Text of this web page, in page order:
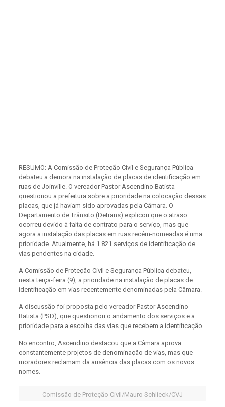
RESUMO: A Comissão de Proteção Civil e Segurança Pública
debateu a demora na instalação de placas de identificação em
ruas de Joinville. O vereador Pastor Ascendino Batista
questionou a prefeitura sobre a prioridade na colocação dessas
placas, que já haviam sido aprovadas pela Câmara. O
Departamento de Trânsito (Detrans) explicou que o atraso
ocorreu devido à falta de contrato para o serviço, mas que
agora a instalação das placas em ruas recém-nomeadas é uma
prioridade. Atualmente, há 1.821 serviços de identificação de
vias pendentes na cidade.
A Comissão de Proteção Civil e Segurança Pública debateu,
nesta terça-feira (9), a prioridade na instalação de placas de
identificação em vias recentemente denominadas pela Câmara.
A discussão foi proposta pelo vereador Pastor Ascendino
Batista (PSD), que questionou o andamento dos serviços e a
prioridade para a escolha das vias que recebem a identificação.
No encontro, Ascendino destacou que a Câmara aprova
constantemente projetos de denominação de vias, mas que
moradores reclamam da ausência das placas com os novos
nomes.
Comissão de Proteção Civil/Mauro Schlieck/CVJ